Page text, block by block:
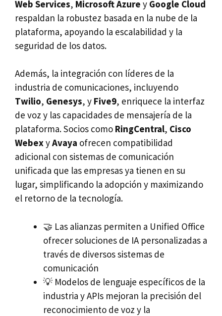
Web Services, Microsoft Azure y Google Cloud
respaldan la robustez basada en la nube de la
plataforma, apoyando la escalabilidad y la
seguridad de los datos.
Además, la integración con líderes de la
industria de comunicaciones, incluyendo
Twilio, Genesys, y Five9, enriquece la interfaz
de voz y las capacidades de mensajería de la
plataforma. Socios como RingCentral, Cisco
WebexyAvaya ofrecen compatibilidad
adicional con sistemas de comunicación
unificada que las empresas ya tienen en su
lugar, simplificando la adopción y maximizando
el retorno de la tecnología.
🤝 Las alianzas permiten a Unified Office
ofrecer soluciones de IA personalizadas a
través de diversos sistemas de
comunicación
💡 Modelos de lenguaje específicos de la
industria y APIs mejoran la precisión del
reconocimiento de voz y la